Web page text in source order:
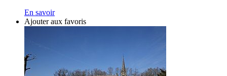
En savoir
Ajouter aux favoris